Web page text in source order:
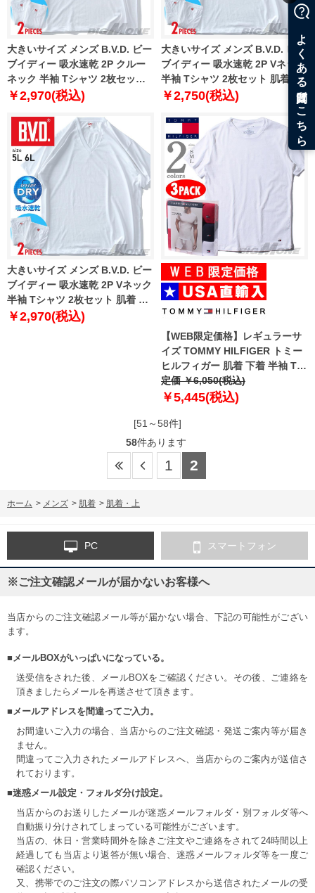
大きいサイズ メンズ B.V.D. ビー
ブイディー 吸水速乾 2P クルー
ネック 半袖 Tシャツ 2枚セット
肌着 下着 nb203b2p-b
￥2,970(税込)
大きいサイズ メンズ B.V.D. ビー
ブイディー 吸水速乾 2P Vネック
半袖 Tシャツ 2枚セット 肌着 下
着 nb205b2p
￥2,750(税込)
大きいサイズ メンズ B.V.D. ビー
ブイディー 吸水速乾 2P Vネック
半袖 Tシャツ 2枚セット 肌着 下
着 nb205b2p-b
￥2,970(税込)
【WEB限定価格】レギュラーサ
イズ TOMMY HILFIGER トミー
ヒルフィガー 肌着 下着 半袖 Tシ
ャツ クルーネック 3枚セット メ
ンズ USA直輸入 r09t3147
定価 ￥6,050(税込)
￥5,445(税込)
[51～58件]
58件あります
1 2
ホーム > メンズ > 肌着 > 肌着・上
PC スマートフォン
※ご注文確認メールが届かないお客様へ
当店からのご注文確認メール等が届かない場合、下記の可能性がござい
ます。
■メールBOXがいっぱいになっている。
送受信をされた後、メールBOXをご確認ください。その後、ご連絡を
頂きましたらメールを再送させて頂きます。
■メールアドレスを間違ってご入力。
お間違いご入力の場合、当店からのご注文確認・発送ご案内等が届き
ません。
間違ってご入力されたメールアドレスへ、当店からのご案内が送信さ
れております。
■迷惑メール設定・フォルダ分け設定。
当店からのお送りしたメールが迷惑メールフォルダ・別フォルダ等へ
自動振り分けされてしまっている可能性がございます。
当店の、休日・営業時間外を除きご注文やご連絡をされて24時間以上
経過しても当店より返答が無い場合、迷惑メールフォルダ等を一度ご
確認ください。
又、携帯でのご注文の際パソコンアドレスから送信されたメールの受